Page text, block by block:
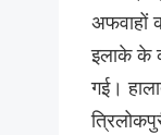
अफवाहों
इलाके के
गई।